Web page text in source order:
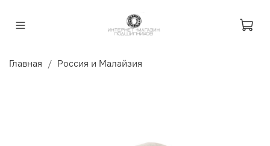
Главная Россия и Малайзия